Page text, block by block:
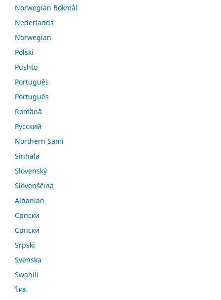
Norwegian Bokmål
Nederlands
Norwegian
Polski
Pushto
Português
Português
Română
Русский
Northern Sami
Sinhala
Slovenský
Slovenščina
Albanian
Српски
Српски
Srpski
Svenska
Swahili
ไทย